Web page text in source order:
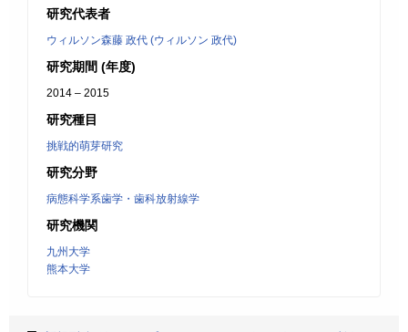
研究代表者
ウィルソン森藤 政代 (ウィルソン 政代)
研究期間 (年度)
2014 – 2015
研究種目
挑戦的萌芽研究
研究分野
病態科学系歯学・歯科放射線学
研究機関
九州大学
熊本大学